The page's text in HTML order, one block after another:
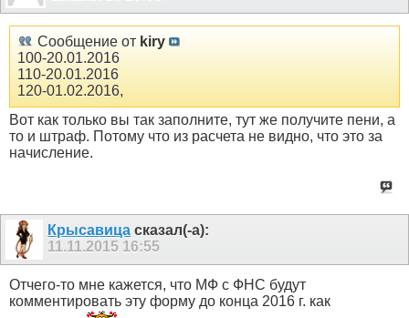
Сообщение от kiry
100-20.01.2016
110-20.01.2016
120-01.02.2016,
Вот как только вы так заполните, тут же получите пени, а
то и штраф. Потому что из расчета не видно, что это за
начисление.
Крысавица сказал(-а):
11.11.2015 16:55
Отчего-то мне кажется, что МФ с ФНС будут
комментировать эту форму до конца 2016 г. как